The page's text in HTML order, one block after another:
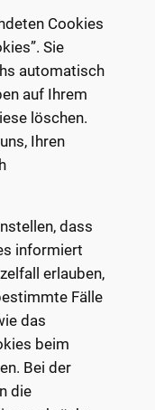
Cookies
Sie
automatisch
auf Ihrem
löschen.
Ihren
dass
informiert
erlauben,
Fälle
das
beim
Bei der
die